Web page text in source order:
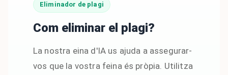
Eliminador de plagi
Com eliminar el plagi?
La nostra eina d'IA us ajuda a assegurar-
vos que la vostra feina és pròpia. Utilitza